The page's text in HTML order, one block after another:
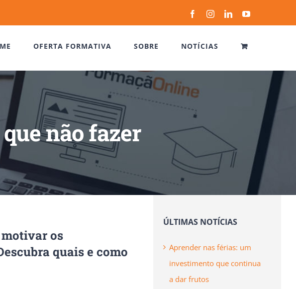
FacebookInstagramLinkedInYouTube
OFERTA FORMATIVA SOBRE NOTÍCIAS
não fazer
motivar os
quais e como
ÚLTIMAS NOTÍCIAS
Aprender nas férias: um
investimento que continua
a dar frutos